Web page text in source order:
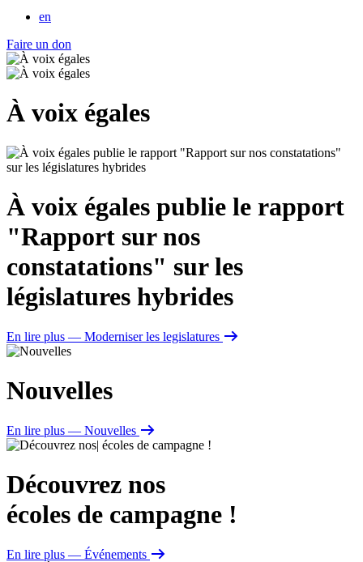
en
Faire un don
À voix égales
À voix égales publie le rapport
"Rapport sur nos
constatations" sur les
législatures hybrides
En lire plus — Moderniser les legislatures
Nouvelles
En lire plus — Nouvelles
Découvrez nos
écoles de campagne !
En lire plus — Événements